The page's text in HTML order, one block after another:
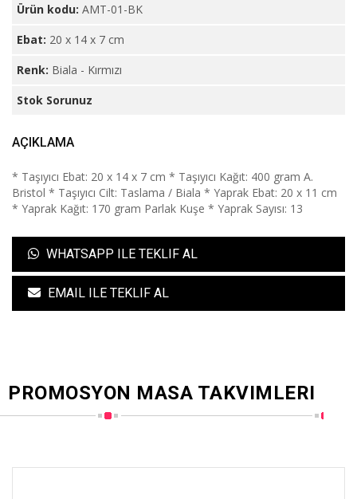
Ürün kodu: AMT-01-BK
Ebat: 20 x 14 x 7 cm
Renk: Biala - Kırmızı
Stok Sorunuz
AÇIKLAMA
* Taşıyıcı Ebat: 20 x 14 x 7 cm * Taşıyıcı Kağıt: 400 gram A.
Bristol * Taşıyıcı Cilt: Taslama / Biala * Yaprak Ebat: 20 x 11 cm
* Yaprak Kağıt: 170 gram Parlak Kuşe * Yaprak Sayısı: 13
WHATSAPP ILE TEKLIF AL
EMAIL ILE TEKLIF AL
PROMOSYON MASA TAKVIMLERI